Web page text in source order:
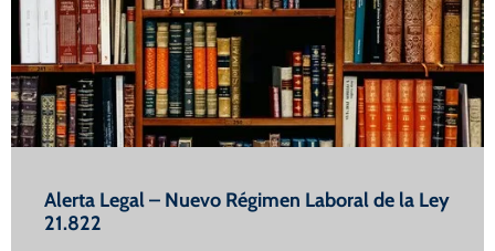
Alerta Legal – Nuevo Régimen Laboral de la Ley
21.822